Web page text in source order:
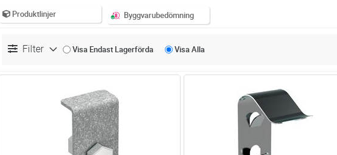
Produktlinjer Byggvarubedömning
Filter Visa Endast Lagerförda VisaAlla
Lägg i kundvagn Lägg i kundvagn